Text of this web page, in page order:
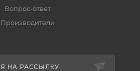
Вопрос-ответ
Производители
НА РАССЫЛКУ